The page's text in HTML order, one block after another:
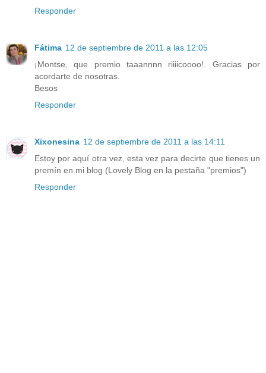
Responder
Fátima 12 de septiembre de 2011 a las 12:05
¡Montse, que premio taaannnn riiiicoooo!. Gracias por
acordarte de nosotras.
Besos
Responder
Xixonesina 12 de septiembre de 2011 a las 14:11
Estoy por aquí otra vez, esta vez para decirte que tienes un
premín en mi blog (Lovely Blog en la pestaña "premios")
Responder